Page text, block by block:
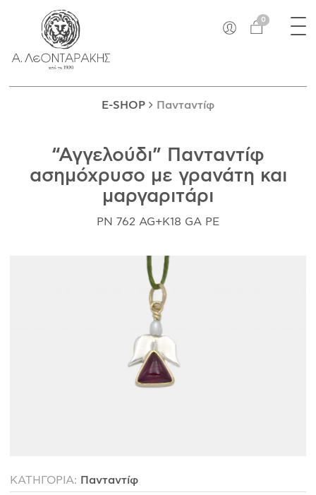
0 ×
E-SHOP
ΜΟΝΑΔΙΚΆ
ΔΑΚΤΥΛΊΔΙΑ
ΒΡΑΧΙΌΛΙΑ
ΚΑΡΦΊΤΣΕΣ
ΝΟΜΊΣΜΑΤΑ
ΜΑΝΙΚΕΤΌΚΟΥΜΠΑ
ΤΙ ΣΗΜΑΊΝΕΙ ΤΟ ΚΌΣΜΗΜΑ ΓΙΑ ΜΑΣ ;
E-SHOP Πανταντίφ
“Αγγελούδι” Πανταντίφ
ασημόχρυσο με γρανάτη και
μαργαριτάρι
PN 762 AG+K18 GA PE
ΚΑΤΗΓΟΡΙΑ: Πανταντίφ